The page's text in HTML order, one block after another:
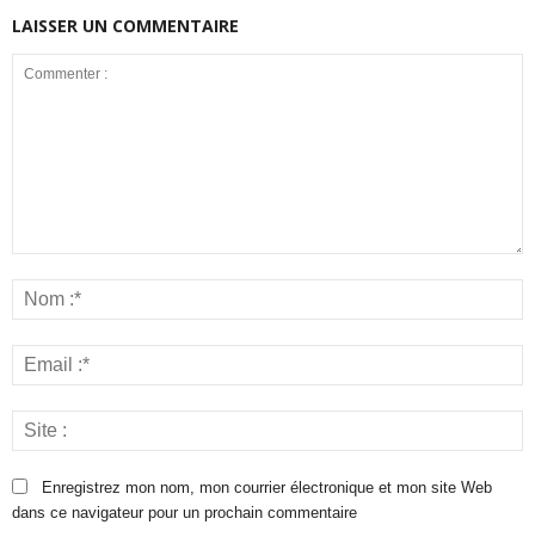
LAISSER UN COMMENTAIRE
Enregistrez mon nom, mon courrier électronique et mon site Web
dans ce navigateur pour un prochain commentaire